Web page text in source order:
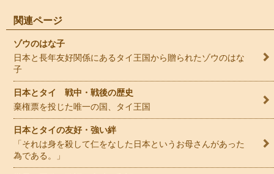
関連ページ
ゾウのはな子
日本と長年友好関係にあるタイ王国から贈られたゾウのはな
子
日本とタイ 戦中・戦後の歴史
棄権票を投じた唯一の国、タイ王国
日本とタイの友好・強い絆
「それは身を殺して仁をなした日本というお母さんがあった
為である。」